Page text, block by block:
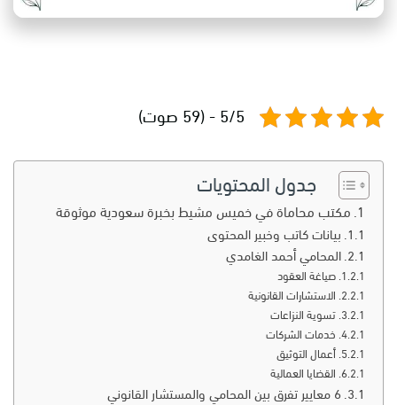
5/5 - (59 صوت)
جدول المحتويات
مكتب محاماة في خميس مشيط بخبرة سعودية موثوقة
بيانات كاتب وخبير المحتوى
المحامي أحمد الغامدي
صياغة العقود
الاستشارات القانونية
تسوية النزاعات
خدمات الشركات
أعمال التوثيق
القضايا العمالية
6 معايير تفرق بين المحامي والمستشار القانوني